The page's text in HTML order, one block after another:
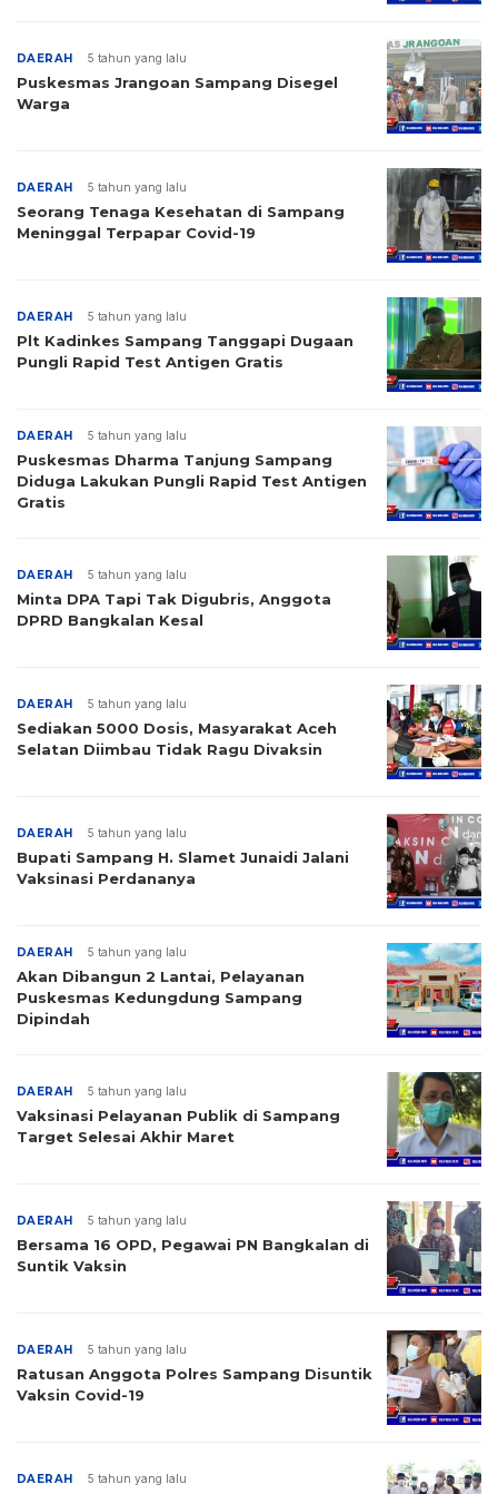
DAERAH 5 tahun yang lalu
Puskesmas Jrangoan Sampang Disegel
Warga
DAERAH 5 tahun yang lalu
Seorang Tenaga Kesehatan di Sampang
Meninggal Terpapar Covid-19
DAERAH 5 tahun yang lalu
Plt Kadinkes Sampang Tanggapi Dugaan
Pungli Rapid Test Antigen Gratis
DAERAH 5 tahun yang lalu
Puskesmas Dharma Tanjung Sampang
Diduga Lakukan Pungli Rapid Test Antigen
Gratis
DAERAH 5 tahun yang lalu
Minta DPA Tapi Tak Digubris, Anggota
DPRD Bangkalan Kesal
DAERAH 5 tahun yang lalu
Sediakan 5000 Dosis, Masyarakat Aceh
Selatan Diimbau Tidak Ragu Divaksin
DAERAH 5 tahun yang lalu
Bupati Sampang H. Slamet Junaidi Jalani
Vaksinasi Perdananya
DAERAH 5 tahun yang lalu
Akan Dibangun 2 Lantai, Pelayanan
Puskesmas Kedungdung Sampang
Dipindah
DAERAH 5 tahun yang lalu
Vaksinasi Pelayanan Publik di Sampang
Target Selesai Akhir Maret
DAERAH 5 tahun yang lalu
Bersama 16 OPD, Pegawai PN Bangkalan di
Suntik Vaksin
DAERAH 5 tahun yang lalu
Ratusan Anggota Polres Sampang Disuntik
Vaksin Covid-19
DAERAH 5 tahun yang lalu